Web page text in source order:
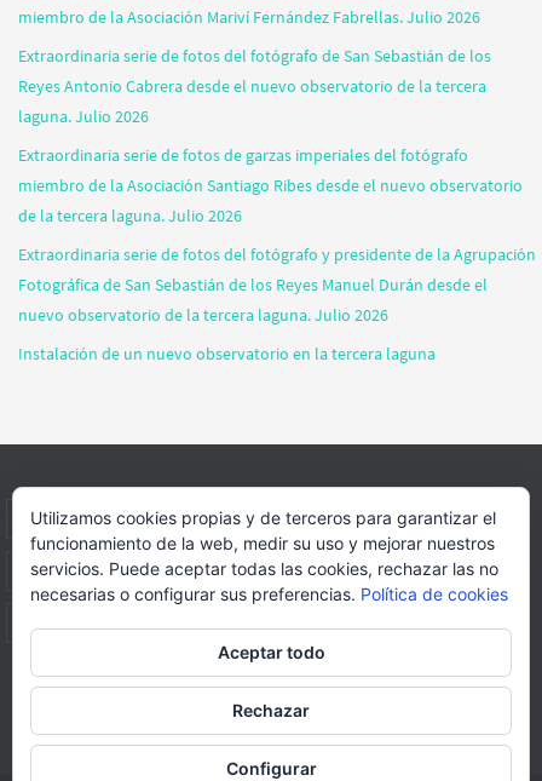
miembro de la Asociación Mariví Fernández Fabrellas. Julio 2026
Extraordinaria serie de fotos del fotógrafo de San Sebastián de los
Reyes Antonio Cabrera desde el nuevo observatorio de la tercera
laguna. Julio 2026
Extraordinaria serie de fotos de garzas imperiales del fotógrafo
miembro de la Asociación Santiago Ribes desde el nuevo observatorio
de la tercera laguna. Julio 2026
Extraordinaria serie de fotos del fotógrafo y presidente de la Agrupación
Fotográfica de San Sebastián de los Reyes Manuel Durán desde el
nuevo observatorio de la tercera laguna. Julio 2026
Instalación de un nuevo observatorio en la tercera laguna
INICIO INFORMACIÓN ASOCIACION SUS HABITANTES
FOTOS VIDEOS BLOG PATROCINADORES DONACIONES
Página web realizada porFORMACION WEBS Y MULTIMEDIA
Utilizamos cookies propias y de terceros para garantizar el
funcionamiento de la web, medir su uso y mejorar nuestros
servicios. Puede aceptar todas las cookies, rechazar las no
necesarias o configurar sus preferencias. Política de cookies
Aceptar todo
Rechazar
Configurar